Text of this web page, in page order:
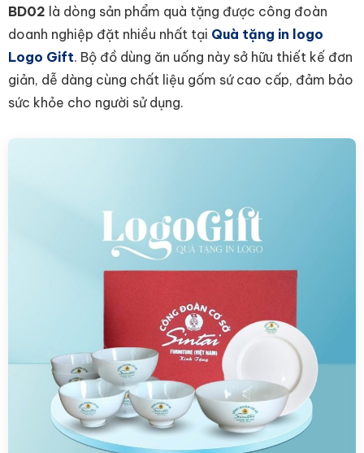
BD02 là dòng sản phẩm quà tặng được công đoàn
doanh nghiệp đặt nhiều nhất tại Quà tặng in logo
Logo Gift. Bộ đồ dùng ăn uống này sở hữu thiết kế đơn
giản, dễ dàng cùng chất liệu gốm sứ cao cấp, đảm bảo
sức khỏe cho người sử dụng.